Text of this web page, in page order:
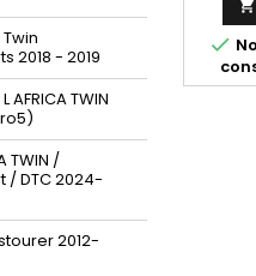
Twin
2018 - 2019
AFRICA TWIN
TWIN /
/ DTC 2024-
2012-
pour
et

